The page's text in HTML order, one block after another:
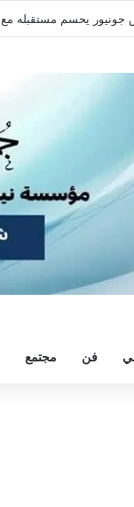
يحسم مستقبله مع
فن مجتمع